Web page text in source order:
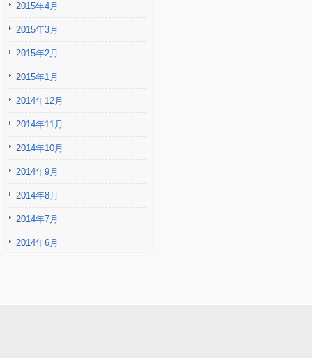
2015年4月
2015年3月
2015年2月
2015年1月
2014年12月
2014年11月
2014年10月
2014年9月
2014年8月
2014年7月
2014年6月